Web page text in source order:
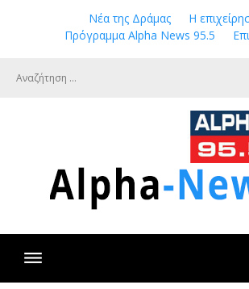
Νέα της Δράμας
Η
Πρόγραμμα Alpha News 95.5